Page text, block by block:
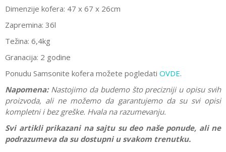
Dimenzije kofera: 47 x 67 x 26cm
Zapremina: 36l
Težina: 6,4kg
Granacija: 2 godine
Ponudu Samsonite kofera možete pogledati OVDE.
Napomena: Nastojimo da budemo što precizniji u opisu svih
proizvoda, ali ne možemo da garantujemo da su svi opisi
kompletni i bez greške. Hvala na razumevanju.
Svi artikli prikazani na sajtu su deo naše ponude, ali ne
podrazumeva da su dostupni u svakom trenutku.